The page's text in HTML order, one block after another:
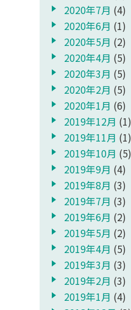
2020年7月 (4)
2020年6月 (1)
2020年5月 (2)
2020年4月 (5)
2020年3月 (5)
2020年2月 (5)
2020年1月 (6)
2019年12月 (1)
2019年11月 (1)
2019年10月 (5)
2019年9月 (4)
2019年8月 (3)
2019年7月 (3)
2019年6月 (2)
2019年5月 (2)
2019年4月 (5)
2019年3月 (3)
2019年2月 (3)
2019年1月 (4)